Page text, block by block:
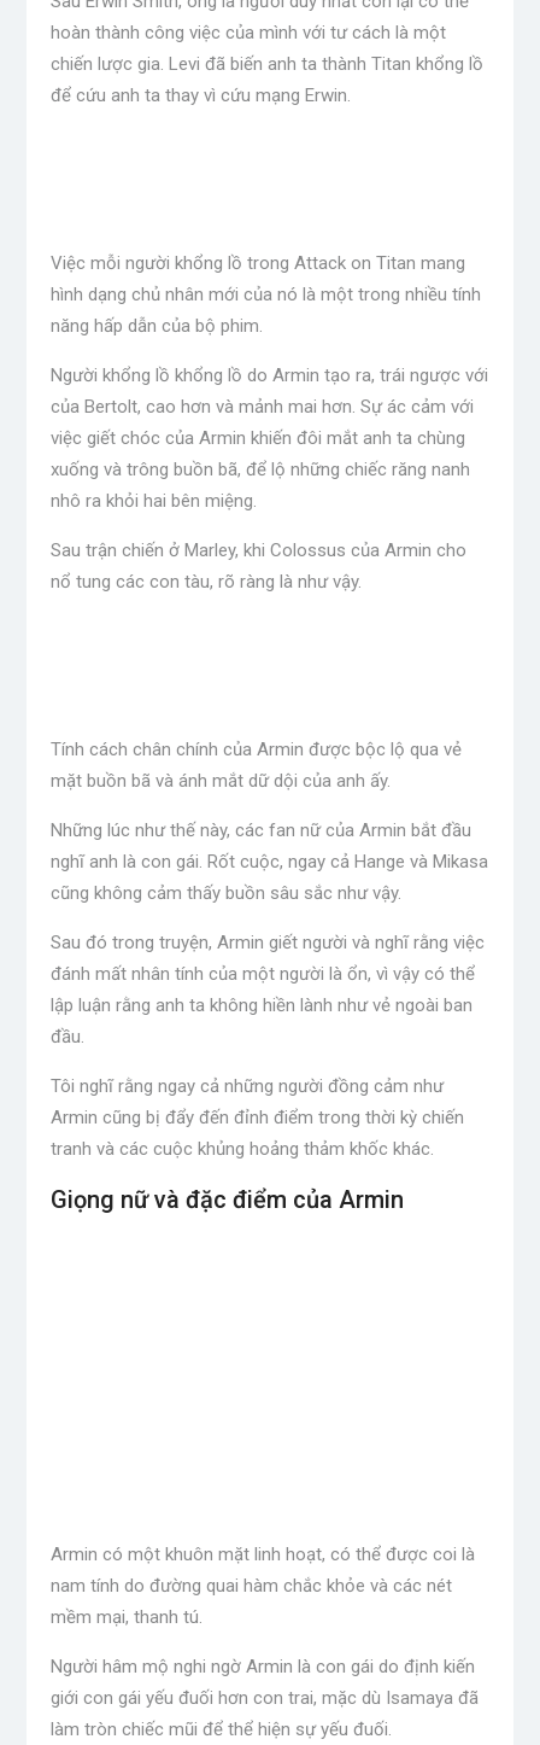
hoàn thành công việc của mình với tư cách là một
chiến lược gia. Levi đã biến anh ta thành Titan khổng lồ
để cứu anh ta thay vì cứu mạng Erwin.
Việc mỗi người khổng lồ trong Attack on Titan mang
hình dạng chủ nhân mới của nó là một trong nhiều tính
năng hấp dẫn của bộ phim.
Người khổng lồ khổng lồ do Armin tạo ra, trái ngược với
của Bertolt, cao hơn và mảnh mai hơn. Sự ác cảm với
việc giết chóc của Armin khiến đôi mắt anh ta chùng
xuống và trông buồn bã, để lộ những chiếc răng nanh
nhô ra khỏi hai bên miệng.
Sau trận chiến ở Marley, khi Colossus của Armin cho
nổ tung các con tàu, rõ ràng là như vậy.
Tính cách chân chính của Armin được bộc lộ qua vẻ
mặt buồn bã và ánh mắt dữ dội của anh ấy.
Những lúc như thế này, các fan nữ của Armin bắt đầu
nghĩ anh là con gái. Rốt cuộc, ngay cả Hange và Mikasa
cũng không cảm thấy buồn sâu sắc như vậy.
Sau đó trong truyện, Armin giết người và nghĩ rằng việc
đánh mất nhân tính của một người là ổn, vì vậy có thể
lập luận rằng anh ta không hiền lành như vẻ ngoài ban
đầu.
Tôi nghĩ rằng ngay cả những người đồng cảm như
Armin cũng bị đẩy đến đỉnh điểm trong thời kỳ chiến
tranh và các cuộc khủng hoảng thảm khốc khác.
Giọng nữ và đặc điểm của Armin
Armin có một khuôn mặt linh hoạt, có thể được coi là
nam tính do đường quai hàm chắc khỏe và các nét
mềm mại, thanh tú.
Người hâm mộ nghi ngờ Armin là con gái do định kiến ​​
giới con gái yếu đuối hơn con trai, mặc dù Isamaya đã
làm tròn chiếc mũi để thể hiện sự yếu đuối.